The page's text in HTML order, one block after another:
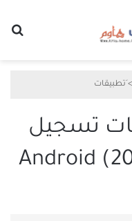
> َتطبيقات
تسجيل